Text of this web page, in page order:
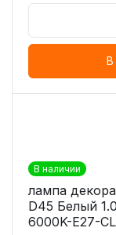
В
В наличии
лампа
D45 Белый
6000K-E27-